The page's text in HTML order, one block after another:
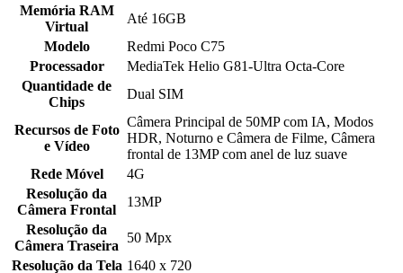
Memória RAM
Virtual
Até 16GB
Modelo
Redmi Poco C75
Processador
MediaTek Helio G81-Ultra Octa-Core
Quantidade de
Chips
Dual SIM
Recursos de Foto
e Vídeo
Câmera Principal de 50MP com IA, Modos
HDR, Noturno e Câmera de Filme, Câmera
frontal de 13MP com anel de luz suave
Rede Móvel
4G
Resolução da
Câmera Frontal
13MP
Resolução da
Câmera Traseira
50 Mpx
Resolução da Tela 1640 x 720